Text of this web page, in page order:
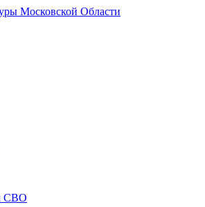
Московской Области
СВО